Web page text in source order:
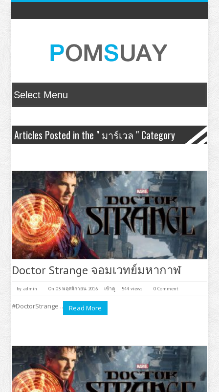
Articles Posted in the " มาร์เวล " Category
Doctor Strange จอมเวทย์มหากาฬ
by admin On 03 พฤศจิกายน 2016 เข้าดู 544 views 0 Comment
#DoctorStrange .. Read More